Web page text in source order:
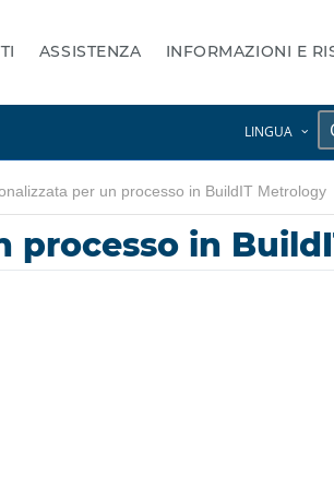
ASSISTENZA INFORMAZIONI E
LINGUA
per un processo in BuildIT Metrology
processo in